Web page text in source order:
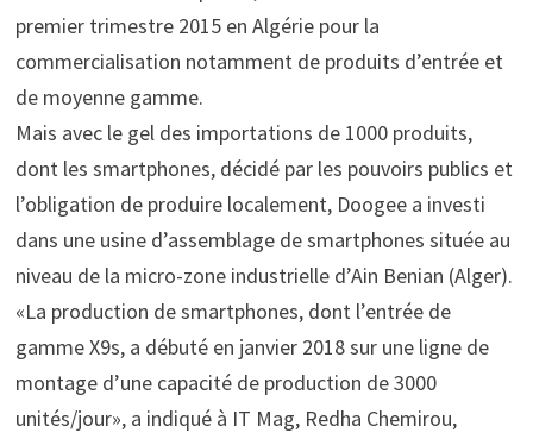
premier trimestre 2015 en Algérie pour la
commercialisation notamment de produits d’entrée et
de moyenne gamme.
Mais avec le gel des importations de 1000 produits,
dont les smartphones, décidé par les pouvoirs publics et
l’obligation de produire localement, Doogee a investi
dans une usine d’assemblage de smartphones située au
niveau de la micro-zone industrielle d’Ain Benian (Alger).
«La production de smartphones, dont l’entrée de
gamme X9s, a débuté en janvier 2018 sur une ligne de
montage d’une capacité de production de 3000
unités/jour», a indiqué à IT Mag, Redha Chemirou,